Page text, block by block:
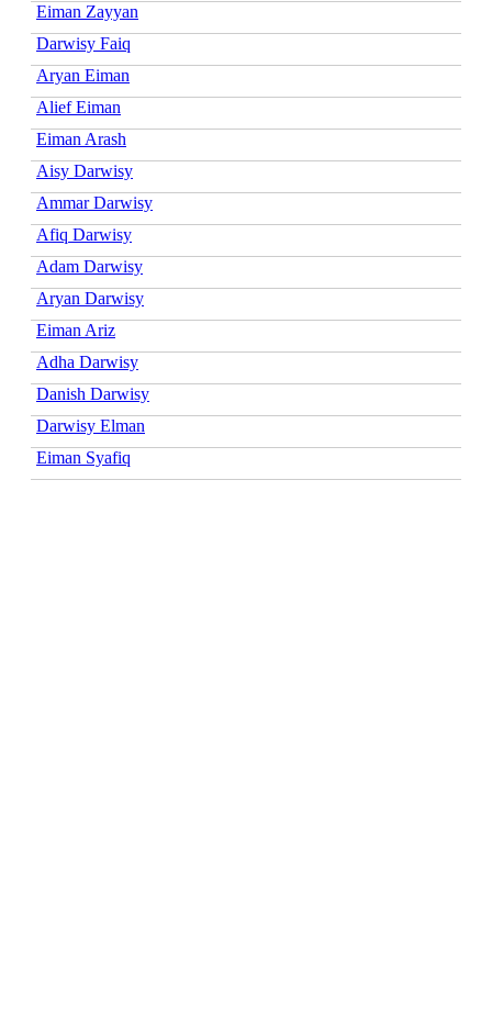
Eiman Zayyan
Darwisy Faiq
Aryan Eiman
Alief Eiman
Eiman Arash
Aisy Darwisy
Ammar Darwisy
Afiq Darwisy
Adam Darwisy
Aryan Darwisy
Eiman Ariz
Adha Darwisy
Danish Darwisy
Darwisy Elman
Eiman Syafiq